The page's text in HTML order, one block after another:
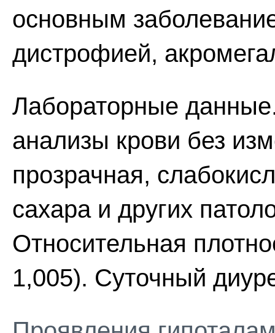
основным
дистрофией,
Лабораторные
анализы крови без
прозрачная,
сахара и других
Относительная
1,005). Суточный